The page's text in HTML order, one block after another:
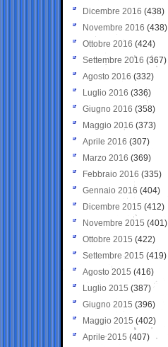
Dicembre 2016 (438)
Novembre 2016 (438)
Ottobre 2016 (424)
Settembre 2016 (367)
Agosto 2016 (332)
Luglio 2016 (336)
Giugno 2016 (358)
Maggio 2016 (373)
Aprile 2016 (307)
Marzo 2016 (369)
Febbraio 2016 (335)
Gennaio 2016 (404)
Dicembre 2015 (412)
Novembre 2015 (401)
Ottobre 2015 (422)
Settembre 2015 (419)
Agosto 2015 (416)
Luglio 2015 (387)
Giugno 2015 (396)
Maggio 2015 (402)
Aprile 2015 (407)